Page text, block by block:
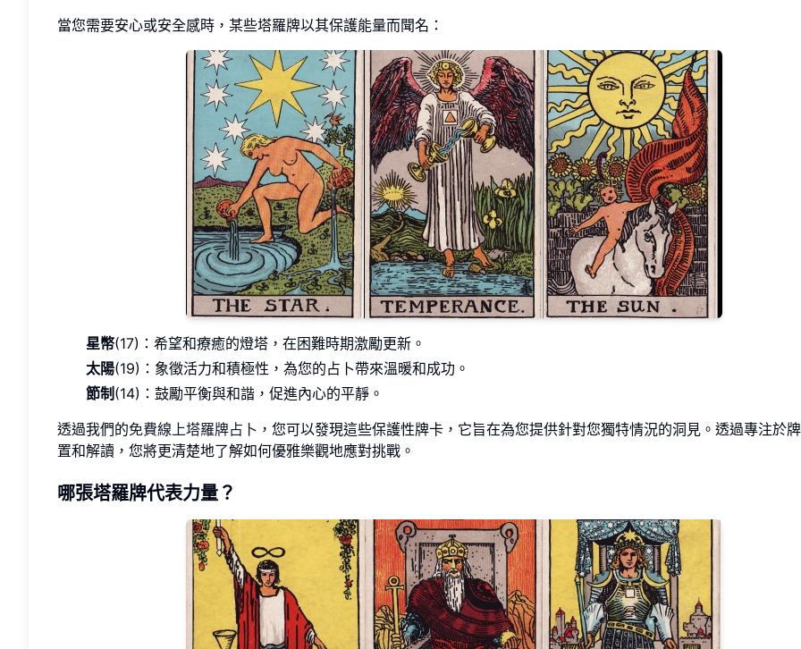
當您需要安心或安全感時，某些塔羅牌以其保護能量而聞名：
星幣(17)：希望和療癒的燈塔，在困難時期激勵更新。
太陽(19)：象徵活力和積極性，為您的占卜帶來溫暖和成功。
節制 (14)：鼓勵平衡與和諧，促進內心的平靜。
透過我們的免費線上塔羅牌占卜 ，您可以發現這些保護性牌卡，它旨在為您提供針對您獨特情況的洞見。透過專注於
置和解讀，您將更清楚地了解如何優雅樂觀地應對挑戰。
哪張塔羅牌代表力量？